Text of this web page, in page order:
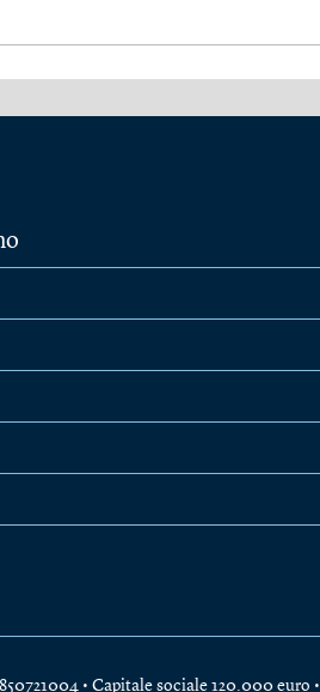
• Capitale sociale 120.000 euro •